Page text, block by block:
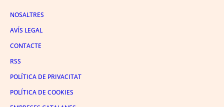
NOSALTRES
AVÍS LEGAL
CONTACTE
RSS
POLÍTICA DE PRIVACITAT
POLÍTICA DE COOKIES